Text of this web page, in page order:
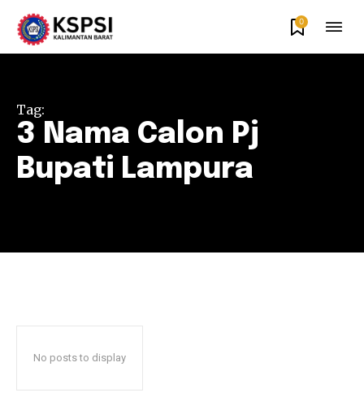
0
Tag:
3 Nama Calon Pj
Bupati Lampura
No posts to display